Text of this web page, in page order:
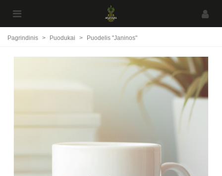
Pagrindinis > Puodukai > Puodelis "Janinos"